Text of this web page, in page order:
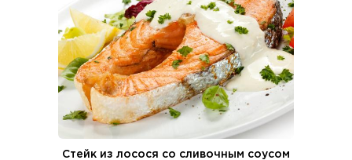
Стейк из лосося со сливочным соусом